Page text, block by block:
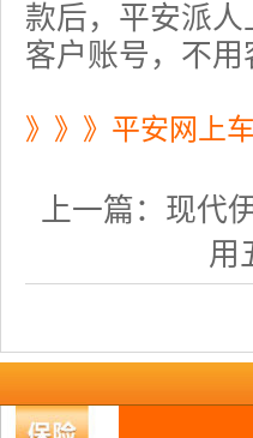
款后，平安派
客户账号，不
》》》平安网上
上一篇： 现代
用